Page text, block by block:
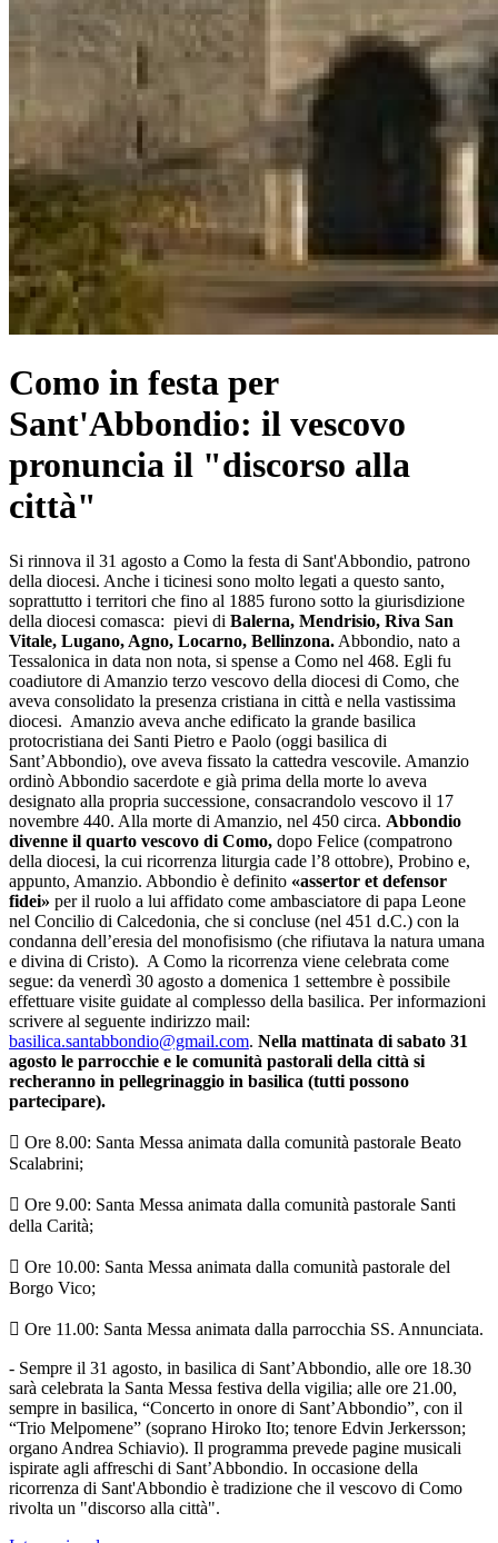
Como in festa per
Sant'Abbondio: il vescovo
pronuncia il "discorso alla
città"
Si rinnova il 31 agosto a Como la festa di Sant'Abbondio, patrono
della diocesi. Anche i ticinesi sono molto legati a questo santo,
soprattutto i territori che fino al 1885 furono sotto la giurisdizione
della diocesi comasca: pievi di Balerna, Mendrisio, Riva San
Vitale, Lugano, Agno, Locarno, Bellinzona. Abbondio, nato a
Tessalonica in data non nota, si spense a Como nel 468. Egli fu
coadiutore di Amanzio terzo vescovo della diocesi di Como, che
aveva consolidato la presenza cristiana in città e nella vastissima
diocesi. Amanzio aveva anche edificato la grande basilica
protocristiana dei Santi Pietro e Paolo (oggi basilica di
Sant’Abbondio), ove aveva fissato la cattedra vescovile. Amanzio
ordinò Abbondio sacerdote e già prima della morte lo aveva
designato alla propria successione, consacrandolo vescovo il 17
novembre 440. Alla morte di Amanzio, nel 450 circa. Abbondio
divenne il quarto vescovo di Como, dopo Felice (compatrono
della diocesi, la cui ricorrenza liturgia cade l’8 ottobre), Probino e,
appunto, Amanzio. Abbondio è definito «assertor et defensor
fidei» per il ruolo a lui affidato come ambasciatore di papa Leone
nel Concilio di Calcedonia, che si concluse (nel 451 d.C.) con la
condanna dell’eresia del monofisismo (che rifiutava la natura umana
e divina di Cristo). A Como la ricorrenza viene celebrata come
segue: da venerdì 30 agosto a domenica 1 settembre è possibile
effettuare visite guidate al complesso della basilica. Per informazioni
scrivere al seguente indirizzo mail:
basilica.santabbondio@gmail.com. Nella mattinata di sabato 31
agosto le parrocchie e le comunità pastorali della città si
recheranno in pellegrinaggio in basilica (tutti possono
partecipare).
 Ore 8.00: Santa Messa animata dalla comunità pastorale Beato
Scalabrini;
 Ore 9.00: Santa Messa animata dalla comunità pastorale Santi
della Carità;
 Ore 10.00: Santa Messa animata dalla comunità pastorale del
Borgo Vico;
 Ore 11.00: Santa Messa animata dalla parrocchia SS. Annunciata.
- Sempre il 31 agosto, in basilica di Sant’Abbondio, alle ore 18.30
sarà celebrata la Santa Messa festiva della vigilia; alle ore 21.00,
sempre in basilica, “Concerto in onore di Sant’Abbondio”, con il
“Trio Melpomene” (soprano Hiroko Ito; tenore Edvin Jerkersson;
organo Andrea Schiavio). Il programma prevede pagine musicali
ispirate agli affreschi di Sant’Abbondio. In occasione della
ricorrenza di Sant'Abbondio è tradizione che il vescovo di Como
rivolta un "discorso alla città".